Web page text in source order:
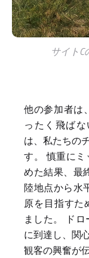
サイトC
他の参加者は
ったく飛ば
は、私たちの
す。 慎重に
めた結果、最
陸地点から水
原を目指すた
ました。 ド
に到達し、関
観客の興奮が